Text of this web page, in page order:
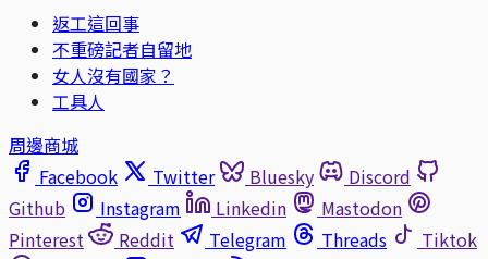
返工這回事
不重磅記者自留地
女人沒有國家？
工具人
周邊商城
Facebook
Twitter Bluesky
Discord
Github
Instagram Linkedin
Mastodon
Pinterest
Reddit Telegram Threads
Tiktok